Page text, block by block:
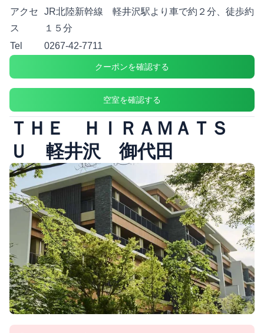
アクセ
ス
JR北陸新幹線 軽井沢駅より車で約２分、徒歩約
１５分
Tel
0267-42-7711
クーポンを確認する
空室を確認する
ＴＨＥ ＨＩＲＡＭＡＴＳ
Ｕ 軽井沢 御代田